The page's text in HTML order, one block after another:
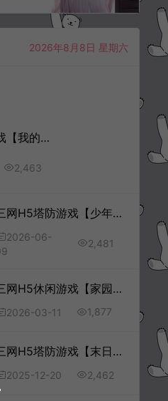
2026年8月8日 星期六
三网H5休闲游戏【我的同事不是人H5】12月最新整理Linux手工服务端+Win一键服务端+解压即玩+详细搭建教程
2,463
三网H5塔防游戏【少年仙路H5】6月最新整理Linux手工服务端+Win一键服务端+解压即玩+简易安卓客户端+详细搭建教程
2026-06-
2,481
三网H5休闲游戏【家园守卫计划H5】3月最新整理Linux手工服务端+Win一键服务端+解压即玩+简易安卓客户端+详细搭建教程
2026-03-11 1,877
三网H5塔防游戏【末日打僵尸H5】12月最新整理Linux手工服务端+Win一键服务端+解压即玩+简易安卓客户端+详细搭建教程
2025-12-20 2,462